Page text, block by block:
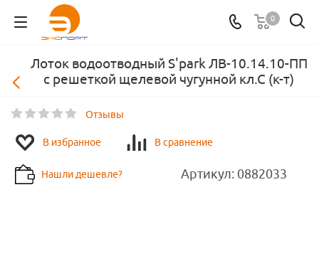
0
Лоток водоотводный S'park ЛВ-10.14.10-ПП
с решеткой щелевой чугунной кл.С (к-т)
Отзывы
В избранное В сравнение
Нашли дешевле? Артикул: 0882033